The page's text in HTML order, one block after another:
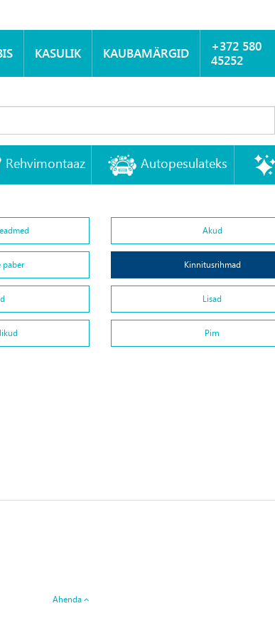
KASULIK KAUBAMÄRGID
+372 580
45252
Rehvimontaaz Autopesulateks
Akud
paber Kinnitusrihmad
Lisad
Pirn
Ahenda